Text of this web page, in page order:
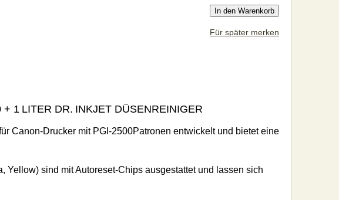
In den Warenkorb
Für später merken
1 LITER DR. INKJET DÜSENREINIGER
Canon‑Drucker mit PGI‑2500Patronen entwickelt und bietet eine
sind mit Autoreset‑Chips ausgestattet und lassen sich